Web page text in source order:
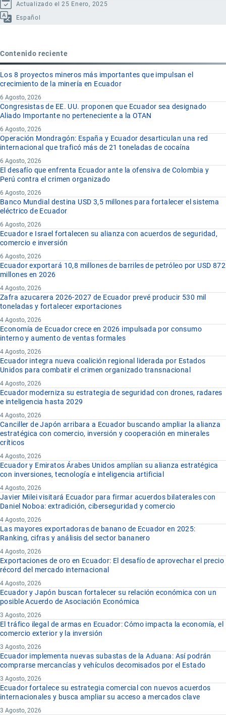
Actualizado el 25 Enero, 2025
Español
Contenido reciente
Los 8 proyectos mineros más importantes que impulsan el
crecimiento de la minería en Ecuador
6 Agosto, 2026
Congresistas de EE. UU. proponen que Ecuador sea designado
Aliado Importante no perteneciente a la OTAN
6 Agosto, 2026
Operación Mondragón: España y Ecuador desarticulan una red
internacional que traficó más de 21 toneladas de cocaína
6 Agosto, 2026
El desafío que enfrenta Ecuador ante la ofensiva de Colombia y
Perú contra el crimen organizado
6 Agosto, 2026
Banco Mundial destina USD 3,5 millones para fortalecer el sistema
eléctrico de Ecuador
6 Agosto, 2026
Ecuador e Israel fortalecen su alianza con acuerdos de seguridad,
comercio e inversión
6 Agosto, 2026
Ecuador exportará 10,8 millones de barriles de petróleo por USD 872
millones en 2026
4 Agosto, 2026
Zafra azucarera 2026-2027 de Ecuador prevé producir 530 mil
toneladas y fortalecer exportaciones
4 Agosto, 2026
Economía de Ecuador crece en 2026 impulsada por consumo
interno y aumento de ventas formales
4 Agosto, 2026
Ecuador integra nueva coalición regional liderada por Estados
Unidos para combatir el crimen organizado transnacional
4 Agosto, 2026
Ecuador moderniza su estrategia de seguridad con drones, radares
e inteligencia hasta 2029
4 Agosto, 2026
Canciller de Japón arribara a Ecuador buscando ampliar la alianza
estratégica con comercio, inversión y cooperación en minerales
críticos
4 Agosto, 2026
Ecuador y Emiratos Árabes Unidos amplían su alianza estratégica
con inversiones, tecnología e inteligencia artificial
4 Agosto, 2026
Javier Milei visitará Ecuador para firmar acuerdos bilaterales con
Daniel Noboa: extradición, ciberseguridad y comercio
4 Agosto, 2026
Las mayores exportadoras de banano de Ecuador en 2025:
Ranking, cifras y análisis del sector bananero
4 Agosto, 2026
Exportaciones de oro en Ecuador: El desafío de aprovechar el precio
récord del mercado internacional
4 Agosto, 2026
Ecuador y Japón buscan fortalecer su relación económica con un
posible Acuerdo de Asociación Económica
3 Agosto, 2026
El tráfico ilegal de armas en Ecuador: Cómo impacta la economía, el
comercio exterior y la inversión
3 Agosto, 2026
Ecuador implementa nuevas subastas de la Aduana: Así podrán
comprarse mercancías y vehículos decomisados por el Estado
3 Agosto, 2026
Ecuador fortalece su estrategia comercial con nuevos acuerdos
internacionales y busca ampliar su acceso a mercados clave
3 Agosto, 2026